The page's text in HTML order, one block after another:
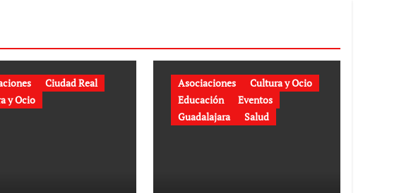
Ciudad Real
y Ocio
Asociaciones
Cultura y Ocio
Educación
Eventos
Guadalajara
Salud